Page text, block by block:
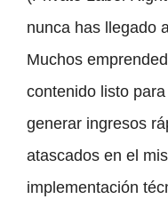
nunca has llegado
Muchos
contenido listo
generar ingresos
atascados en el
implementación